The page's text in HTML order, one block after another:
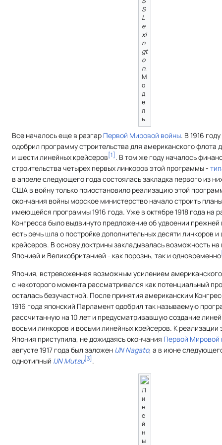
S
L
e
xi
n
gt
o
n.
М
о
д
е
л
ь.
Все началось еще в разгар Первой Мировой войны. В 1916
одобрил программу строительства для американского флота
и шести линейных крейсеров [1] . В том же году началось
строительства четырех первых линкоров этой программы -
в апреле следующего года состоялась закладка первого из
США в войну только приостановило реализацию этой
окончания войны морское министерство начало строить
имеющейся программы 1916 года. Уже в октябре 1918 года на
Конгресса было выдвинуто предложение об удвоении
есть речь шла о постройке дополнительных десяти линкоров
крейсеров. В основу доктрины закладывалась возможность
Японией и Великобританией - как порознь, так и одновременно
Япония, встревоженная возможным усилением
с некоторого момента рассматривался как потенциальный
осталась безучастной. После принятия американским
1916 года японский Парламент одобрил так называемую
рассчитанную на 10 лет и предусматривавшую создание
восьми линкоров и восьми линейных крейсеров. К
Япония приступила, не дожидаясь окончания Первой Мировой
августе 1917 года был заложен IJN Nagato, а в июне
однотипный IJN Mutsu[3] .
Л
и
н
е
й
н
ы